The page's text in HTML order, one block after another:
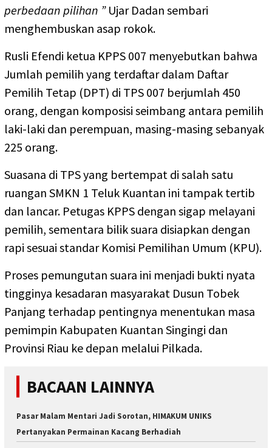
perbedaan pilihan ”Ujar Dadan sembari
menghembuskan asap rokok.
Rusli Efendi ketua KPPS 007 menyebutkan bahwa
Jumlah pemilih yang terdaftar dalam Daftar
Pemilih Tetap (DPT) di TPS 007 berjumlah 450
orang, dengan komposisi seimbang antara pemilih
laki-laki dan perempuan, masing-masing sebanyak
225 orang.
Suasana di TPS yang bertempat di salah satu
ruangan SMKN 1 Teluk Kuantan ini tampak tertib
dan lancar. Petugas KPPS dengan sigap melayani
pemilih, sementara bilik suara disiapkan dengan
rapi sesuai standar Komisi Pemilihan Umum (KPU).
Proses pemungutan suara ini menjadi bukti nyata
tingginya kesadaran masyarakat Dusun Tobek
Panjang terhadap pentingnya menentukan masa
pemimpin Kabupaten Kuantan Singingi dan
Provinsi Riau ke depan melalui Pilkada.
BACAAN LAINNYA
Pasar Malam Mentari Jadi Sorotan, HIMAKUM UNIKS
Pertanyakan Permainan Kacang Berhadiah